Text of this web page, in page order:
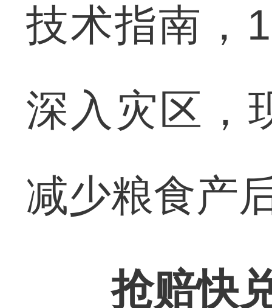
技术指南，
深入灾区，
减少粮食产
抢赔快